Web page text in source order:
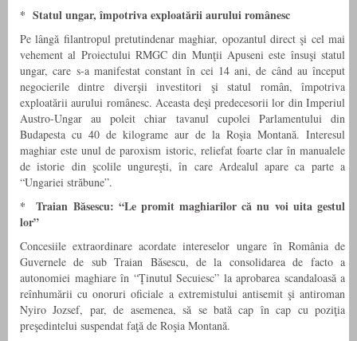
* Statul ungar, împotriva exploatării aurului românesc
Pe lângă filantropul pretutindenar maghiar, opozantul direct şi cel mai
vehement al Proiectului RMGC din Munţii Apuseni este însuşi statul
ungar, care s-a manifestat constant în cei 14 ani, de când au început
negocierile dintre diverşii investitori şi statul român, împotriva
exploatării aurului românesc. Aceasta deşi predecesorii lor din Imperiul
Austro-Ungar au poleit chiar tavanul cupolei Parlamentului din
Budapesta cu 40 de kilograme aur de la Roşia Montană. Interesul
maghiar este unul de paroxism istoric, reliefat foarte clar în manualele
de istorie din şcolile ungureşti, în care Ardealul apare ca parte a
“Ungariei străbune”.
* Traian Băsescu: “Le promit maghiarilor că nu voi uita gestul
lor”
Concesiile extraordinare acordate intereselor ungare în România de
Guvernele de sub Traian Băsescu, de la consolidarea de facto a
autonomiei maghiare în “Ţinutul Secuiesc” la aprobarea scandaloasă a
reînhumării cu onoruri oficiale a extremistului antisemit şi antiroman
Nyiro Jozsef, par, de asemenea, să se bată cap în cap cu poziţia
preşedintelui suspendat faţă de Roşia Montană.